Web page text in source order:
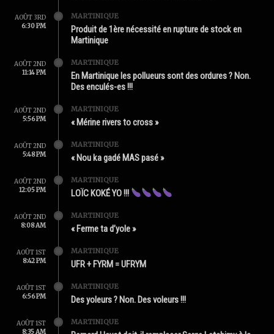
AOÛT 3RD
6:30 PM
MARTINIQUE
Produit de 1ère nécessité en rupture de stock en
Martinique
AOÛT 2ND
11:14 PM
MARTINIQUE
En Martinique les pollueurs sont des ordures ? Non.
Des enculés-es !!!
AOÛT 2ND
5:56 PM
MARTINIQUE
« Mérine rivers to cross »
AOÛT 2ND
5:48 PM
MARTINIQUE
« Nou ka gadé MAS pasé »
AOÛT 2ND
12:05 PM
MARTINIQUE
LOÏC KOKÉ YO !!!
AOÛT 2ND
8:08 AM
MARTINIQUE
« Ferme ta d’yole »
AOÛT 1ST
8:42 PM
MARTINIQUE
UFR + FYRM = UFRYM
AOÛT 1ST
6:56 PM
MARTINIQUE
Des yoleurs ? Non. Des voleurs !!!
AOÛT 1ST
8:35 AM
MARTINIQUE